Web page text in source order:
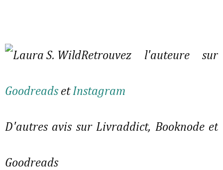
Retrouvez l'auteure sur
Goodreads etInstagram
D'autres avis sur Livraddict, Booknode et
Goodreads